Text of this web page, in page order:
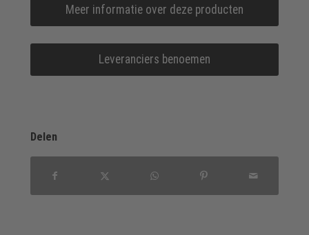
Meer informatie over deze producten
Leveranciers benoemen
Delen